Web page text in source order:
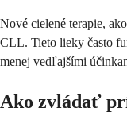
Nové cielené terapie,
CLL. Tieto lieky často
menej vedľajšími
Ako zvládať